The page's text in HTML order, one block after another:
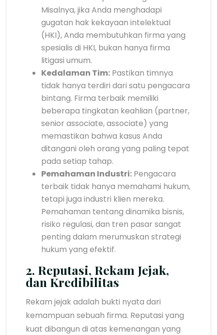
Misalnya, jika Anda menghadapi
gugatan hak kekayaan intelektual
(HKI), Anda membutuhkan firma yang
spesialis di HKI, bukan hanya firma
litigasi umum.
Kedalaman Tim: Pastikan timnya
tidak hanya terdiri dari satu pengacara
bintang. Firma terbaik memiliki
beberapa tingkatan keahlian (partner,
senior associate, associate) yang
memastikan bahwa kasus Anda
ditangani oleh orang yang paling tepat
pada setiap tahap.
Pemahaman Industri: Pengacara
terbaik tidak hanya memahami hukum,
tetapi juga industri klien mereka.
Pemahaman tentang dinamika bisnis,
risiko regulasi, dan tren pasar sangat
penting dalam merumuskan strategi
hukum yang efektif.
2. Reputasi, Rekam Jejak,
dan Kredibilitas
Rekam jejak adalah bukti nyata dari
kemampuan sebuah firma. Reputasi yang
kuat dibangun di atas kemenangan yang